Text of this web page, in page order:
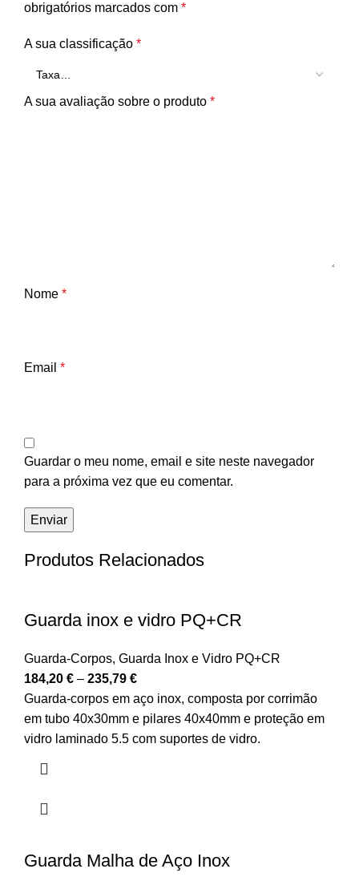
obrigatórios marcados com *
A sua classificação *
A sua avaliação sobre o produto *
Nome *
Email *
Guardar o meu nome, email e site neste navegador
para a próxima vez que eu comentar.
Produtos Relacionados
Guarda inox e vidro PQ+CR
Guarda-Corpos, Guarda Inox e Vidro PQ+CR
184,20 € – 235,79 €
Guarda-corpos em aço inox, composta por corrimão
em tubo 40x30mm e pilares 40x40mm e proteção em
vidro laminado 5.5 com suportes de vidro.
Guarda Malha de Aço Inox